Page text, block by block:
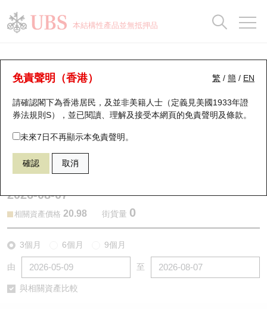
本結構性產品並無抵押品
繁 / 簡 / EN
免責聲明（香港）
請確認閣下為香港居民，及並非美籍人士（定義見美國1933年證
券法規則S），並已閱讀、理解及接受本網頁的免責聲明及條款。
未來7日不再顯示本免責聲明。
確認 取消
認股證分析儀
表現 街貨統計 比較
25991 中銀認購 6690 海爾智家
2026-08-07
相關資產價格 20.98 街貨量 0
3個月 6個月 9個月
由 至
與相關資產比較
瑞銀認股證一覽
新發行瑞銀認股證
即將到期認股證
認股證到期結算價查詢
認股證分析儀
認股證/牛熊證日誌
街貨統計
比較
牛熊全景快搜
牛熊證搜尋
牛熊證街貨分佈圖
正股牛熊證列表
新發行瑞銀牛熊證
牛熊證到期結算價查詢
街貨統計
比較
十大升幅/跌幅
十大認股證成交分佈
十天股證佔大市成交
資金流
街貨統計
正股分析儀
二十大活躍股份
恒指成份股
國指成份股
科指成份股
中資ETFs溢價比較
持股比重
顯示所有持股比重
每月輪證大市專題
輪證專欄
講座及教育短片
認股證投資者教育
牛熊證投資者教育